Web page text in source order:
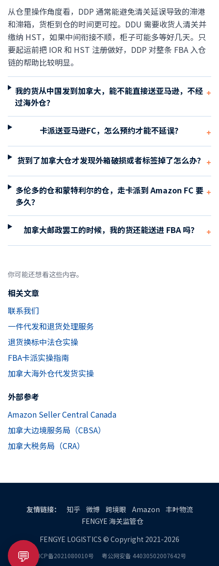
从仓里操作角度看，DDP 通常能避免清关延误导致的滞港
和滞箱，货柜到仓的时间更可控。DDU 需要收货人清关并
缴纳 HST，如果中间衔接不顺，柜子可能多等好几天。只
要起运前把 IOR 和 HST 注册做好，DDP 对整条 FBA 入仓
链的帮助比较明显。
我的货从中国发到加拿大，能不能直接送亚马逊，不经
过海外仓？
+
卡派送亚马逊FC，怎么预约才能不延误？ +
货到了加拿大仓才发现外箱破损或者标签掉了怎么办？ +
多伦多的仓和蒙特利尔的仓，走卡派到 Amazon FC 要
多久？
+
加拿大邮政罢工的时候，我的货还能送进 FBA 吗？ +
你可能还想看这些内容。
相关文章
联系我们
一件代发和退货处理服务
退货换标中法仓实操
FBA卡派实操指南
加拿大海外仓代发货实操
外部参考
Amazon Seller Central Canada
加拿大边境服务局（CBSA）
加拿大税务局（CRA）
友情链接： 知乎 微博 跨境眼 Amazon
丰叶物流
FENGYE 海关监管仓
FENGYE LOGISTICS © Copyright 2021-2026
粤ICP备2021080010号 粤公网安备 44030502007642号
💬